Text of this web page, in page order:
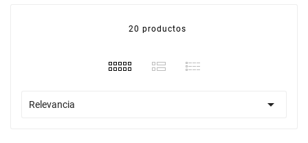
20 productos
Relevancia 